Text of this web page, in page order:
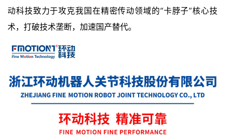
动科技致力于攻克我国在精密传动领域的“卡脖子”核心技
术，打破技术垄断，加速国产替代。